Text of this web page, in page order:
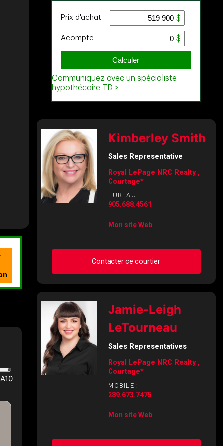
Kimberley Smith
Sales Representative
Royal LePage NRC Realty ,
Courtage*
BUREAU :
905.688.4561
Mon site Web
Contacter ce courtier
Demander des infos sur
cette inscription
Prénom
et
Nom
Courriel
Jamie-Leigh
LeTourneau
Sales Representatives
Royal LePage NRC Realty ,
Courtage*
MOBILE :
289.673.7475
Mon site Web